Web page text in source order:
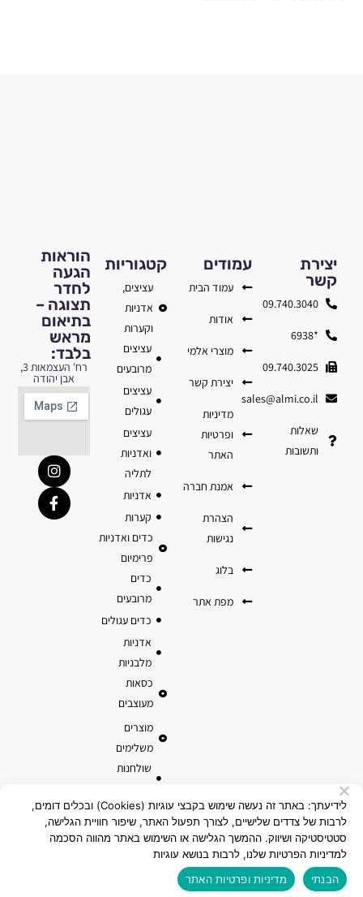
הוראות
הגעה
לחדר
תצוגה –
בתיאום
מראש
בלבד:
רח' העצמאות 3,
אבן יהודה
קטגוריות
עציצים,
אדניות
וקערות
עציצים
מרובעים
עציצים
עגולים
עציצים
ואדניות
לתליה
אדניות
קערות
כדים ואדניות
פרימיום
כדים
מרובעים
כדים עגולים
אדניות
מלבניות
כסאות
מעוצבים
מוצרים
משלימים
שולחנות
עציצים
ואדניות
עמודים
עמוד הבית
אודות
מוצרי אלמי
יצירת קשר
מדיניות
ופרטיות
האתר
אמנת חברה
הצהרת
נגישות
בלוג
מפת אתר
יצירת
קשר
09.740.3040
*6938
09.740.3025
sales@almi.co.il
שאלות
ותשובות
לידיעתך: באתר זה נעשה שימוש בקבצי עוגיות (Cookies) ובכלים דומים,
לרבות של צדדים שלישיים, לצורך תפעול האתר, שיפור חוויית הגלישה,
סטטיסטיקה ושיווק. ההמשך הגלישה או השימוש באתר מהווה הסכמה
למדיניות הפרטיות שלנו, לרבות בנושא עוגיות
הבנתי
מדיניות ופרטיות האתר